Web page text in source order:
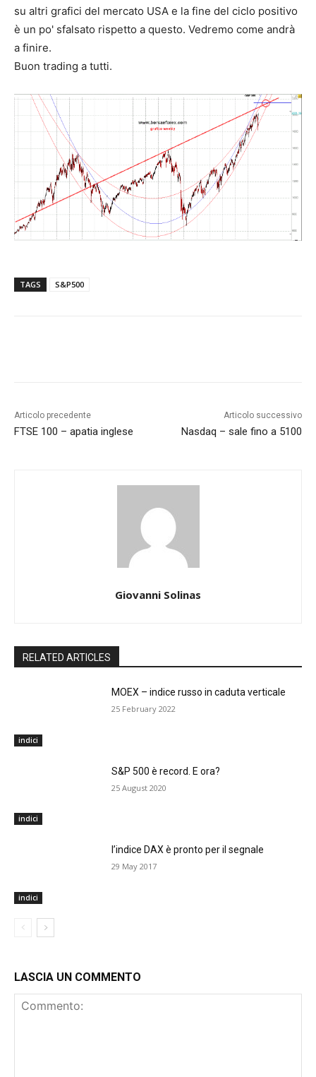
su altri grafici del mercato USA e la fine del ciclo positivo
è un po' sfalsato rispetto a questo. Vedremo come andrà
a finire.
Buon trading a tutti.
TAGS S&P500
Articolo precedente
FTSE 100 – apatia inglese
Articolo successivo
Nasdaq – sale fino a 5100
Giovanni Solinas
RELATED ARTICLES
indici
MOEX – indice russo in caduta verticale
25 February 2022
indici
S&P 500 è record. E ora?
25 August 2020
indici
l’indice DAX è pronto per il segnale
29 May 2017
LASCIA UN COMMENTO